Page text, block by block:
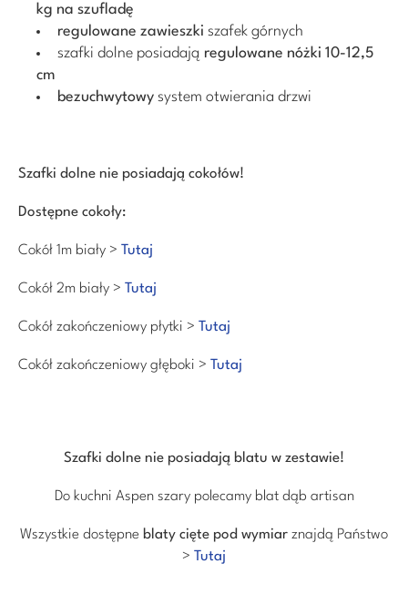
kg na szufladę
regulowane zawieszki szafek górnych
szafki dolne posiadają regulowane nóżki 10-12,5
cm
bezuchwytowy system otwierania drzwi
Szafki dolne nie posiadają cokołów!
Dostępne cokoły:
Cokół 1m biały > Tutaj
Cokół 2m biały > Tutaj
Cokół zakończeniowy płytki > Tutaj
Cokół zakończeniowy głęboki > Tutaj
Szafki dolne nie posiadają blatu w zestawie!
Do kuchni Aspen szary polecamy blat dąb artisan
Wszystkie dostępne blaty cięte pod wymiar znajdą Państwo
> Tutaj